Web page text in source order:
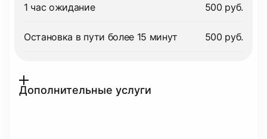
1 час ожидание 500 руб.
Остановка в пути более 15 минут 500 руб.
Дополнительные услуги